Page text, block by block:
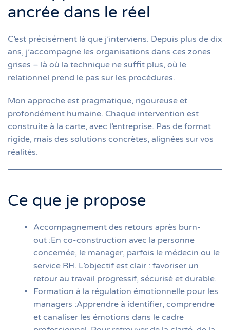
ancrée dans le réel
C’est précisément là que j’interviens. Depuis plus de dix
ans, j’accompagne les organisations dans ces zones
grises – là où la technique ne suffit plus, où le
relationnel prend le pas sur les procédures.
Mon approche est pragmatique, rigoureuse et
profondément humaine. Chaque intervention est
construite à la carte, avec l’entreprise. Pas de format
rigide, mais des solutions concrètes, alignées sur vos
réalités.
Ce que je propose
Accompagnement des retours après burn-
out :En co-construction avec la personne
concernée, le manager, parfois le médecin ou le
service RH. L’objectif est clair : favoriser un
retour au travail progressif, sécurisé et durable.
Formation à la régulation émotionnelle pour les
managers :Apprendre à identifier, comprendre
et canaliser les émotions dans le cadre